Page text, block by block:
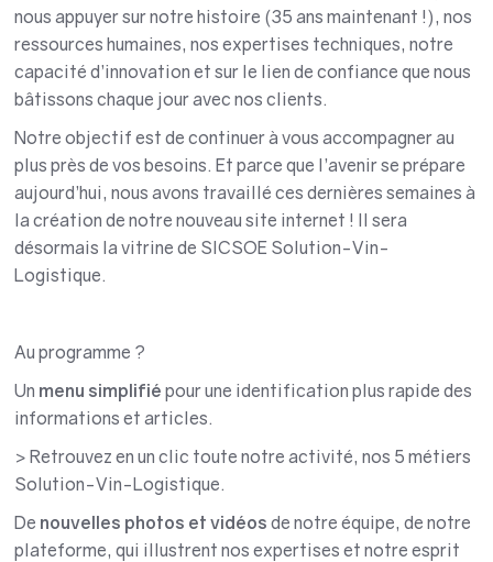
nous appuyer sur notre histoire (35 ans maintenant !), nos
ressources humaines, nos expertises techniques, notre
capacité d’innovation et sur le lien de confiance que nous
bâtissons chaque jour avec nos clients.
Notre objectif est de continuer à vous accompagner au
plus près de vos besoins. Et parce que l’avenir se prépare
aujourd’hui, nous avons travaillé ces dernières semaines à
la création de notre nouveau site internet ! Il sera
désormais la vitrine de SICSOE Solution-Vin-
Logistique.
Au programme ?
Un menu simplifié pour une identification plus rapide des
informations et articles.
> Retrouvez en un clic toute notre activité, nos 5 métiers
Solution-Vin-Logistique.
De nouvelles photos et vidéos de notre équipe, de notre
plateforme, qui illustrent nos expertises et notre esprit